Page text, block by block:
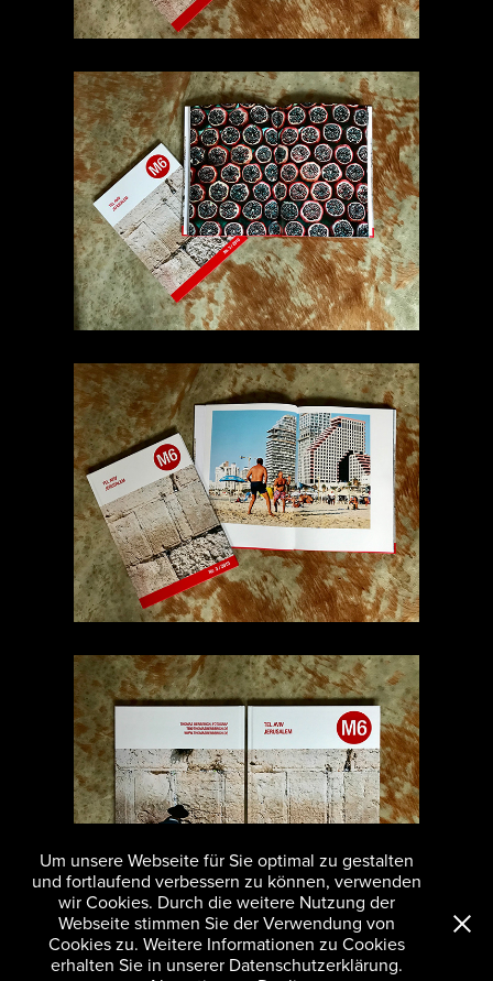
Datenschutzerklärung/Impressum/AGB
Um unsere Webseite für Sie optimal zu gestalten
und fortlaufend verbessern zu können, verwenden
wir Cookies. Durch die weitere Nutzung der
Webseite stimmen Sie der Verwendung von
Cookies zu. Weitere Informationen zu Cookies
erhalten Sie in unserer Datenschutzerklärung.